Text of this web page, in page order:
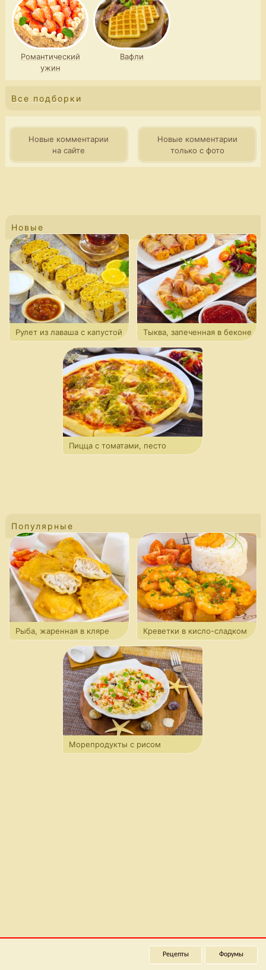
Романтический
ужин
Вафли
Все подборки
Новые комментарии
на сайте
Новые комментарии
только с фото
Новые
Рулет из лаваша с капустой Тыква, запеченная в беконе
Пицца с томатами, песто
Популярные
Рыба, жаренная в кляре
Креветки в кисло-сладком
соусе
Морепродукты с рисом
Рецепты Форумы